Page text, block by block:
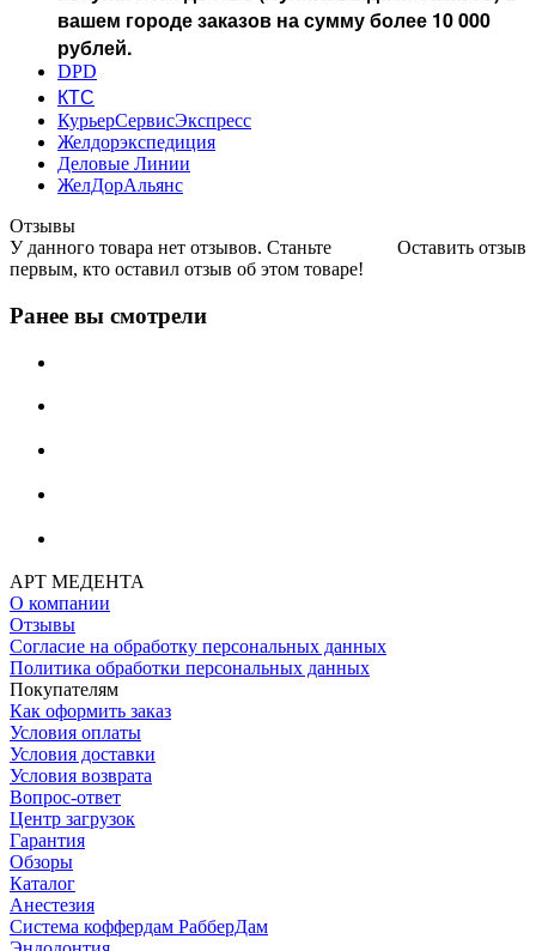
вашем городе заказов на сумму более 10 000
рублей.
DPD
КТС
КурьерСервисЭкспресс
Желдорэкспедиция
Деловые Линии
ЖелДорАльянс
Отзывы
Оставить отзыв
У данного товара нет отзывов. Станьте
первым, кто оставил отзыв об этом товаре!
Ранее вы смотрели
АРТ МЕДЕНТА
О компании
Отзывы
Согласие на обработку персональных данных
Политика обработки персональных данных
Покупателям
Как оформить заказ
Условия оплаты
Условия доставки
Условия возврата
Вопрос-ответ
Центр загрузок
Гарантия
Обзоры
Каталог
Анестезия
Система коффердам РабберДам